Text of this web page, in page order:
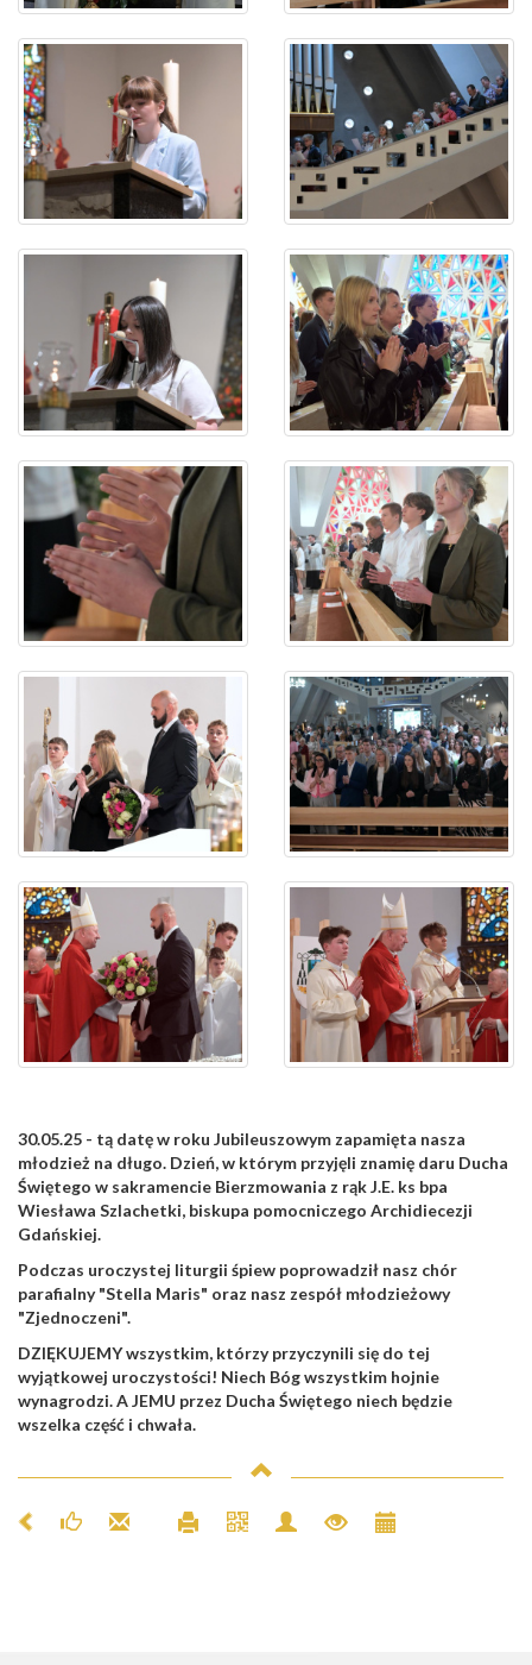
30.05.25 - tą datę w roku Jubileuszowym zapamięta nasza
młodzież na długo. Dzień, w którym przyjęli znamię daru Ducha
Świętego w sakramencie Bierzmowania z rąk J.E. ks bpa
Wiesława Szlachetki, biskupa pomocniczego Archidiecezji
Gdańskiej.
Podczas uroczystej liturgii śpiew poprowadził nasz chór
parafialny "Stella Maris" oraz nasz zespół młodzieżowy
"Zjednoczeni".
DZIĘKUJEMY wszystkim, którzy przyczynili się do tej
wyjątkowej uroczystości! Niech Bóg wszystkim hojnie
wynagrodzi. A JEMU przez Ducha Świętego niech będzie
wszelka część i chwała.